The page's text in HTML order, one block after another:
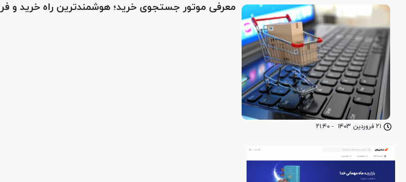
۲۱ فروردین ۱۴۰۳ - ۲۱:۴۰
معرفی موتور جستجوی خرید؛ هوشمندترین راه خرید و